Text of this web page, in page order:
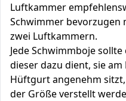
Luftkammer
Schwimmer bevorzugen
zwei Luftkammern.
Jede Schwimmboje
dieser dazu dient, sie
Hüftgurt angenehm
der Größe verstellt